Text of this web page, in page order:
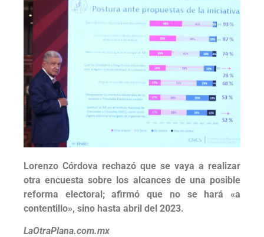
Lorenzo Córdova rechazó que se vaya a realizar
otra encuesta sobre los alcances de una posible
reforma electoral; afirmó que no se hará «a
contentillo», sino hasta abril del 2023.
LaOtraPlana.com.mx